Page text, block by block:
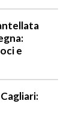
e